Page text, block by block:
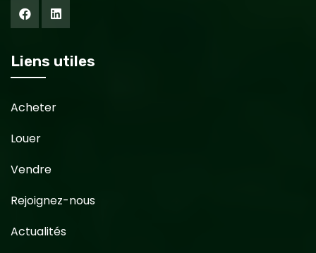
Liens utiles
Acheter
Louer
Vendre
Rejoignez-nous
Actualités